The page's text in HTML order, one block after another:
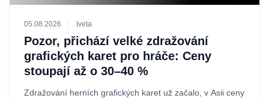
05.08.2026 Iveta
Pozor, přichází velké zdražování
grafických karet pro hráče: Ceny
stoupají až o 30–40 %
Zdražování herních grafických karet už začalo, v Asii ceny